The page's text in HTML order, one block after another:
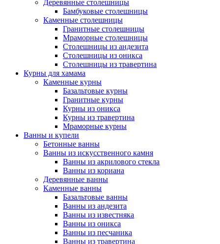
Деревянные столешницы
Бамбуковые столешницы
Каменные столешницы
Гранитные столешницы
Мраморные столешницы
Столешницы из андезита
Столешницы из оникса
Столешницы из травертина
Курны для хамама
Каменные курны
Базальтовые курны
Гранитные курны
Курны из оникса
Курны из травертина
Мраморные курны
Ванны и купели
Бетонные ванны
Ванны из искусственного камня
Ванны из акрилового стекла
Ванны из кориана
Деревянные ванны
Каменные ванны
Базальтовые ванны
Ванны из андезита
Ванны из известняка
Ванны из оникса
Ванны из песчаника
Ванны из травертина